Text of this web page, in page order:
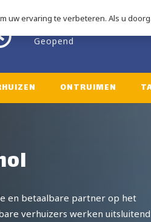
Geopend
ONTRUIMEN
en betaalbare partner op het
verhuizers werken uitsluitend
uw ervaring te verbeteren. Als u